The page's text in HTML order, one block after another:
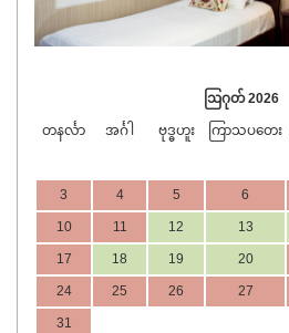
ဩဂုတ် 2026
တနင်္လာ အင်္ဂါ ဗုဒ္ဓဟူး ကြာသပတေး
3 4 5 6
10 11 12 13
17 18 19 20
24 25 26 27
31